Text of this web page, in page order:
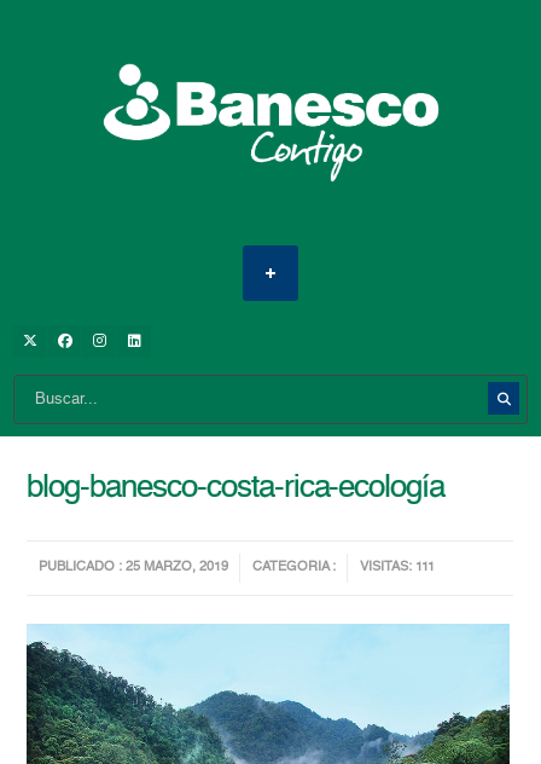
blog-banesco-costa-rica-ecología
PUBLICADO : 25 MARZO, 2019 CATEGORIA : VISITAS: 111